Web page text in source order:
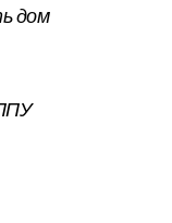
дом